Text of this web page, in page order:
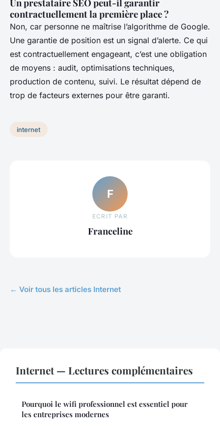
Un prestataire SEO peut-il garantir
contractuellement la première place ?
Non, car personne ne maîtrise l’algorithme de Google.
Une garantie de position est un signal d’alerte. Ce qui
est contractuellement engageant, c’est une obligation
de moyens : audit, optimisations techniques,
production de contenu, suivi. Le résultat dépend de
trop de facteurs externes pour être garanti.
internet
F
ECRIT PAR
Franceline
← Voir tous les articles Internet
Internet — Lectures complémentaires
Pourquoi le wifi professionnel est essentiel pour
les entreprises modernes